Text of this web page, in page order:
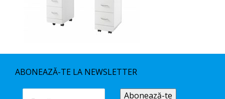
ABONEAZĂ-TE LA NEWSLETTER